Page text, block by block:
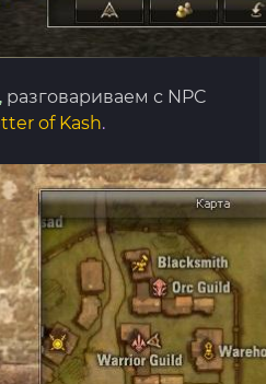
разговариваем с NPC
of Kash.